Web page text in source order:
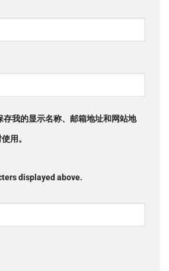
存我的显示名称、邮箱地址和网站地
用。
displayed above.